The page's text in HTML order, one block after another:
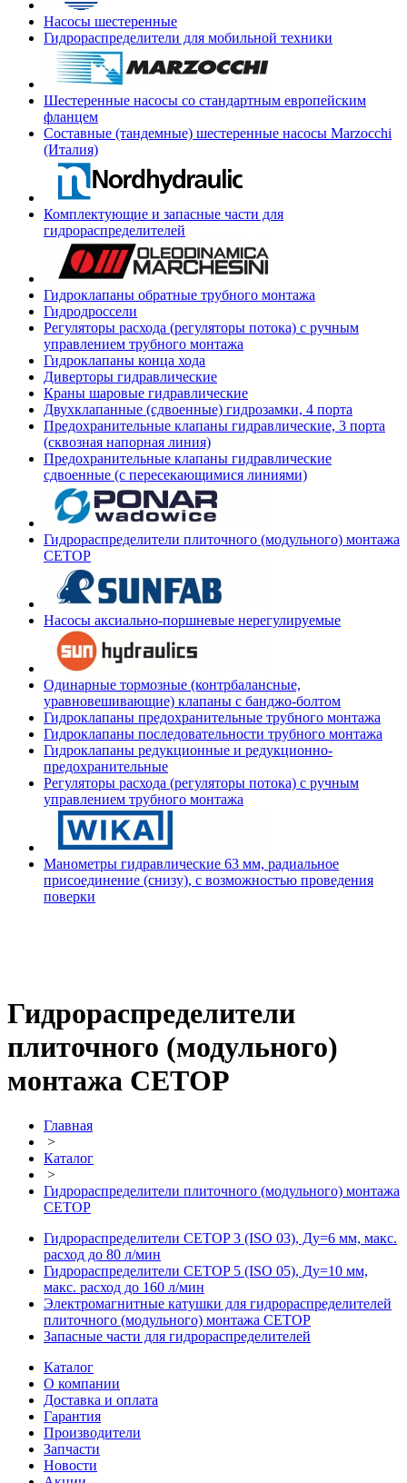
Насосы шестеренные
Гидрораспределители для мобильной техники
Шестеренные насосы со стандартным европейским
фланцем
Составные (тандемные) шестеренные насосы Marzocchi
(Италия)
Комплектующие и запасные части для
гидрораспределителей
Гидроклапаны обратные трубного монтажа
Гидродроссели
Регуляторы расхода (регуляторы потока) с ручным
управлением трубного монтажа
Гидроклапаны конца хода
Диверторы гидравлические
Краны шаровые гидравлические
Двухклапанные (сдвоенные) гидрозамки, 4 порта
Предохранительные клапаны гидравлические, 3 порта
(сквозная напорная линия)
Предохранительные клапаны гидравлические
сдвоенные (с пересекающимися линиями)
Гидрораспределители плиточного (модульного) монтажа
СЕТОР
Насосы аксиально-поршневые нерегулируемые
Одинарные тормозные (контрбалансные,
уравновешивающие) клапаны с банджо-болтом
Гидроклапаны предохранительные трубного монтажа
Гидроклапаны последовательности трубного монтажа
Гидроклапаны редукционные и редукционно-
предохранительные
Регуляторы расхода (регуляторы потока) с ручным
управлением трубного монтажа
Манометры гидравлические 63 мм, радиальное
присоединение (снизу), с возможностью проведения
поверки
Гидрораспределители
плиточного (модульного)
монтажа СЕТОР
Главная
>
Каталог
>
Гидрораспределители плиточного (модульного) монтажа
СЕТОР
Гидрораспределители CETOP 3 (ISO 03), Ду=6 мм, макс.
расход до 80 л/мин
Гидрораспределители CETOP 5 (ISO 05), Ду=10 мм,
макс. расход до 160 л/мин
Электромагнитные катушки для гидрораспределителей
плиточного (модульного) монтажа СЕТОР
Запасные части для гидрораспределителей
Каталог
О компании
Доставка и оплата
Гарантия
Производители
Запчасти
Новости